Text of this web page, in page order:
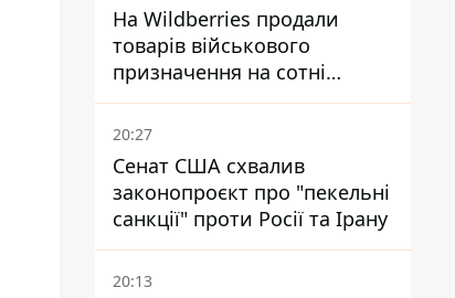
На Wildberries продали
товарів військового
призначення на сотні
мільйонів, але удари ЗСУ
змінили ситуацію
20:27
Сенат США схвалив
законопроєкт про "пекельні
санкції" проти Росії та Ірану
20:13